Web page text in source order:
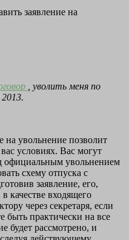
заявление на
, уволить меня по
на увольнение позволит
условиях. Вас могут
официальным увольнением
схему отпуска с
заявление, его,
качестве входящего
через секретаря, если
быть практически на все
будет рассмотрено, и